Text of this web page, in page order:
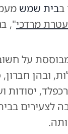
בבית שמש
עטרת מרדכי",
על
ובהן חברון,
יסודות
לצעירים